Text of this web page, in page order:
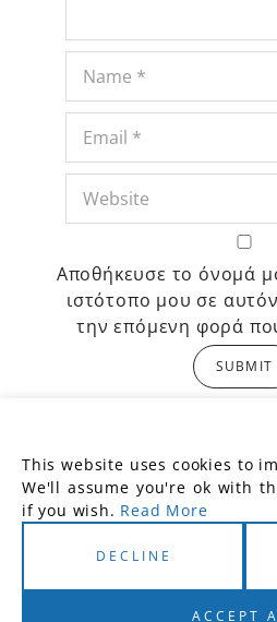
Αποθήκευσε το όνομά
ιστότοπο μου σε
την επόμενη φορά
This website uses cookies to
We'll assume you're ok with
if you wish. Read More
DECLINE
ACCEPT